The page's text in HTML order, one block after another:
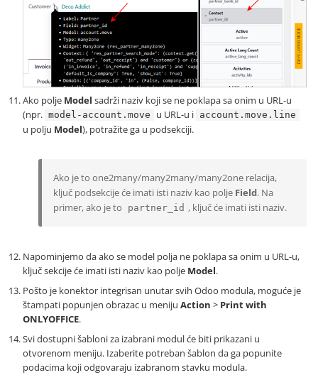
Ako polje Model sadrži naziv koji se ne poklapa sa onim u URL-u
(npr. model-account.move u URL-u i account.move.line
u polju Model), potražite ga u podsekciji.
Ako je to one2many/many2many/many2one relacija,
ključ podsekcije će imati isti naziv kao polje Field. Na
primer, ako je to
partner_id , ključ će imati isti naziv.
Napominjemo da ako se model polja ne poklapa sa onim u URL-u,
ključ sekcije će imati isti naziv kao polje Model.
Pošto je konektor integrisan unutar svih Odoo modula, moguće je
štampati popunjen obrazac u meniju Action > Print with
ONLYOFFICE.
Svi dostupni šabloni za izabrani modul će biti prikazani u
otvorenom meniju. Izaberite potreban šablon da ga popunite
podacima koji odgovaraju izabranom stavku modula.